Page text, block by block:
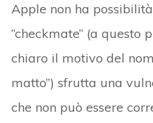
Apple non ha
“checkmate” (a questo
chiaro il motivo del
matto”) sfrutta una
che non può essere